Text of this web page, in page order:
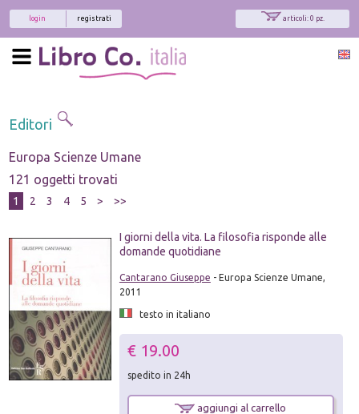
articoli: 0 pz.
registrati
login
Editori
Europa Scienze Umane
121 oggetti trovati
1 2 3 4 5 > >>
I giorni della vita. La filosofia risponde alle
domande quotidiane
Cantarano Giuseppe - Europa Scienze Umane,
2011
testo in italiano
€ 19.00
spedito in 24h
aggiungi al carrello